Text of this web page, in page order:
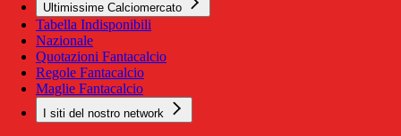
Ultimissime Calciomercato
Tabella Indisponibili
Nazionale
Quotazioni Fantacalcio
Regole Fantacalcio
Maglie Fantacalcio
I siti del nostro network